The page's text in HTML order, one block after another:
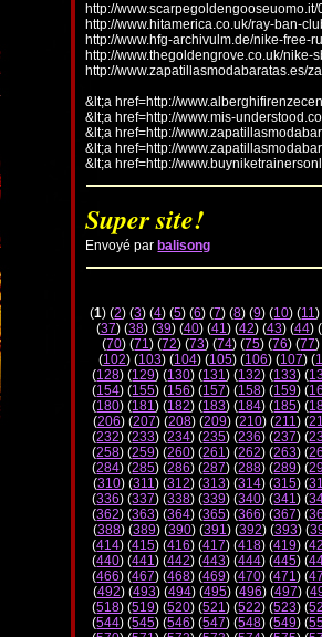
http://
http://www.hitamerica.co.uk/ray-ban-
http://www.hfg-archivulm.de/nike-free-
http://www.thegoldengrove.co.uk/nike-
http://www.zapatillasmodabaratas.es/
&lt;a href=http://
&lt;a href=http://www.mis-
&lt;a href=http://
&lt;a href=http://
&lt;a href=http://
Super site!
Envoyé par balisong
(1) (2) (3) (4) (5) (6) (7) (8) (9) (10) (11
(37) (38) (39) (40) (41) (42) (43) (44) (
(70) (71) (72) (73) (74) (75) (76) (77
(102) (103) (104) (105) (106) (107) (
(128) (129) (130) (131) (132) (133) (
(154) (155) (156) (157) (158) (159) (
(180) (181) (182) (183) (184) (185) (
(206) (207) (208) (209) (210) (211) (
(232) (233) (234) (235) (236) (237) (
(258) (259) (260) (261) (262) (263) (
(284) (285) (286) (287) (288) (289) (
(310) (311) (312) (313) (314) (315) (
(336) (337) (338) (339) (340) (341) (
(362) (363) (364) (365) (366) (367) (
(388) (389) (390) (391) (392) (393) (
(414) (415) (416) (417) (418) (419) (
(440) (441) (442) (443) (444) (445) (
(466) (467) (468) (469) (470) (471) (
(492) (493) (494) (495) (496) (497) (
(518) (519) (520) (521) (522) (523) (
(544) (545) (546) (547) (548) (549) (